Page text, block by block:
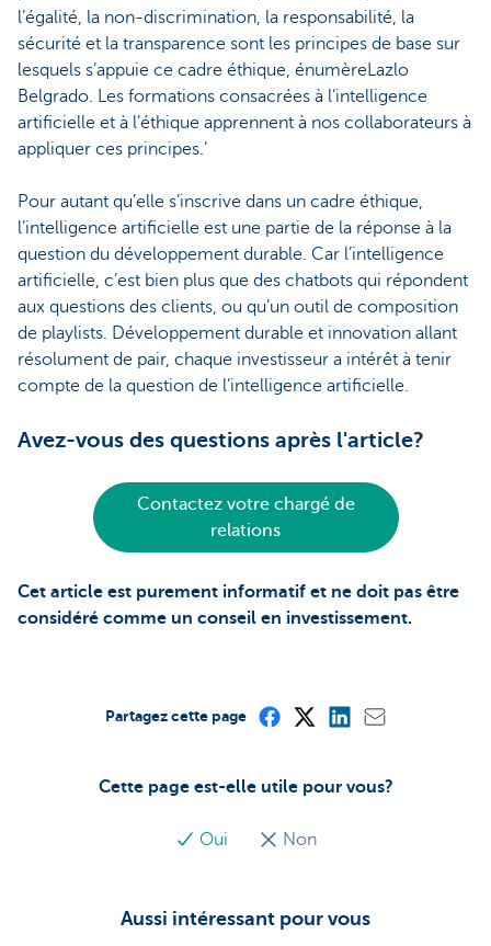
l’égalité, la non-discrimination, la responsabilité, la
sécurité et la transparence sont les principes de base sur
lesquels s’appuie ce cadre éthique, énumèreLazlo
Belgrado. Les formations consacrées à l’intelligence
artificielle et à l’éthique apprennent à nos collaborateurs à
appliquer ces principes.’
Pour autant qu’elle s’inscrive dans un cadre éthique,
l’intelligence artificielle est une partie de la réponse à la
question du développement durable. Car l’intelligence
artificielle, c’est bien plus que des chatbots qui répondent
aux questions des clients, ou qu’un outil de composition
de playlists. Développement durable et innovation allant
résolument de pair, chaque investisseur a intérêt à tenir
compte de la question de l’intelligence artificielle.
Avez-vous des questions après l'article?
Contactez votre chargé de
relations
Cet article est purement informatif et ne doit pas être
considéré comme un conseil en investissement.
Cette page est-elle utile pour vous?
Oui Non
Partagez cette page
Aussi intéressant pour vous